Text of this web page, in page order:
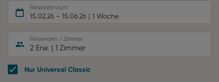
Reisezeitraum
15.02.26 – 15.06.26 1 Woche
Reisenden / Zimmer
2 Erw. | 1 Zimmer
Nur Universal Classic